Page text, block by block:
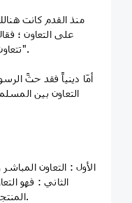
منذ القدم كانت
على التعاون ؛
تتعاون ، أمّا الضعف فلا يسعه إلا أن يتوسل".
أمّا دينياً فقد حثَّ
التعاون بين
الأول : التعاون
الثاني : فهو
المنتجات والأدوات المختلفة لأفراد المجتمع.